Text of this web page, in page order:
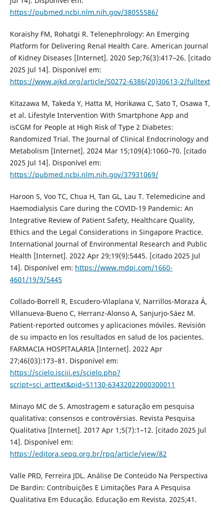
https://pubmed.ncbi.nlm.nih.gov/38055586/
Koraishy FM, Rohatgi R. Telenephrology: An Emerging
Platform for Delivering Renal Health Care. American Journal
of Kidney Diseases [Internet]. 2020 Sep;76(3):417–26. [citado
2025 Jul 14]. Disponível em:
https://www.ajkd.org/article/S0272-6386(20)30613-2/fulltext
Kitazawa M, Takeda Y, Hatta M, Horikawa C, Sato T, Osawa T,
et al. Lifestyle Intervention With Smartphone App and
isCGM for People at High Risk of Type 2 Diabetes:
Randomized Trial. The Journal of Clinical Endocrinology and
Metabolism [Internet]. 2024 Mar 15;109(4):1060–70. [citado
2025 Jul 14]. Disponível em:
https://pubmed.ncbi.nlm.nih.gov/37931069/
Haroon S, Voo TC, Chua H, Tan GL, Lau T. Telemedicine and
Haemodialysis Care during the COVID-19 Pandemic: An
Integrative Review of Patient Safety, Healthcare Quality,
Ethics and the Legal Considerations in Singapore Practice.
International Journal of Environmental Research and Public
Health [Internet]. 2022 Apr 29;19(9):5445. [citado 2025 Jul
14]. Disponível em: https://www.mdpi.com/1660-
4601/19/9/5445
Collado-Borrell R, Escudero-Vilaplana V, Narrillos-Moraza Á,
Villanueva-Bueno C, Herranz-Alonso A, Sanjurjo-Sáez M.
Patient-reported outcomes y aplicaciones móviles. Revisión
de su impacto en los resultados en salud de los pacientes.
FARMACIA HOSPITALARIA [Internet]. 2022 Apr
27;46(03):173–81. Disponível em:
https://scielo.isciii.es/scielo.php?
script=sci_arttext&pid=S1130-63432022000300011
Minayo MC de S. Amostragem e saturação em pesquisa
qualitativa: consensos e controvérsias. Revista Pesquisa
Qualitativa [Internet]. 2017 Apr 1;5(7):1–12. [citado 2025 Jul
14]. Disponível em:
https://editora.sepq.org.br/rpq/article/view/82
Valle PRD, Ferreira JDL. Análise De Conteúdo Na Perspectiva
De Bardin: Contribuições E Limitações Para A Pesquisa
Qualitativa Em Educação. Educação em Revista. 2025;41.